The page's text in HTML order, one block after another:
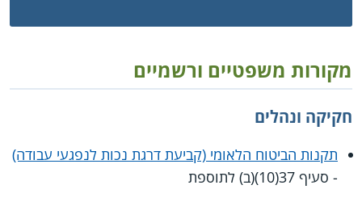
מקורות משפטיים ורשמיים
חקיקה ונהלים
תקנות הביטוח הלאומי (קביעת דרגת נכות לנפגעי עבודה)
- סעיף 37(10)(ב) לתוספת